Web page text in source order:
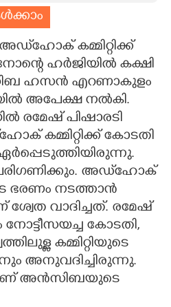
കമ്മിറ്റിക്ക്
ഹർജിയിൽ കക്ഷി
ഹസൻ എറണാകുളം
അപേക്ഷ നൽകി.
രമേഷ് പിഷാരടി
കമ്മിറ്റിക്ക് കോടതി
അഡ്‌ഹോക്
ഭരണം നടത്താൻ
ശ്വേത വാദിച്ചത്. രമേഷ്
നോട്ടീസയച്ച കോടതി,
കമ്മിറ്റിയുടെ
അനുവദിച്ചിരുന്നു.
അൻസിബയുടെ